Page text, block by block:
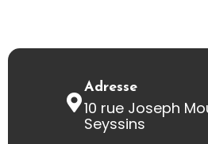
Adresse
10 rue Joseph
Seyssins